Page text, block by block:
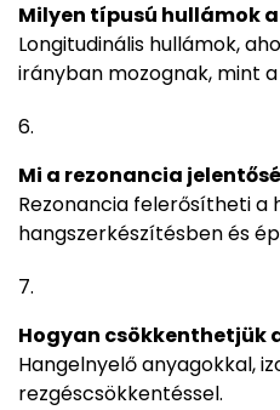
Milyen típusú hullámok
Longitudinális hullámok,
irányban mozognak, mint
Mi a rezonancia
Rezonancia felerősítheti a
hangszerkészítésben és
Hogyan csökkenthetjük
Hangelnyelő anyagokkal,
rezgéscsökkentéssel.